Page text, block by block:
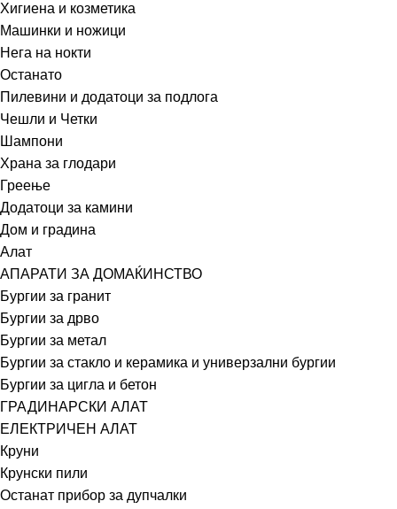
Хигиена и козметика
Машинки и ножици
Нега на нокти
Останато
Пилевини и додатоци за подлога
Чешли и Четки
Шампони
Храна за глодари
Греење
Додатоци за камини
Дом и градина
Алат
АПАРАТИ ЗА ДОМАЌИНСТВО
Бургии за гранит
Бургии за дрво
Бургии за метал
Бургии за стакло и керамика и универзални бургии
Бургии за цигла и бетон
ГРАДИНАРСКИ АЛАТ
ЕЛЕКТРИЧЕН АЛАТ
Круни
Крунски пили
Останат прибор за дупчалки